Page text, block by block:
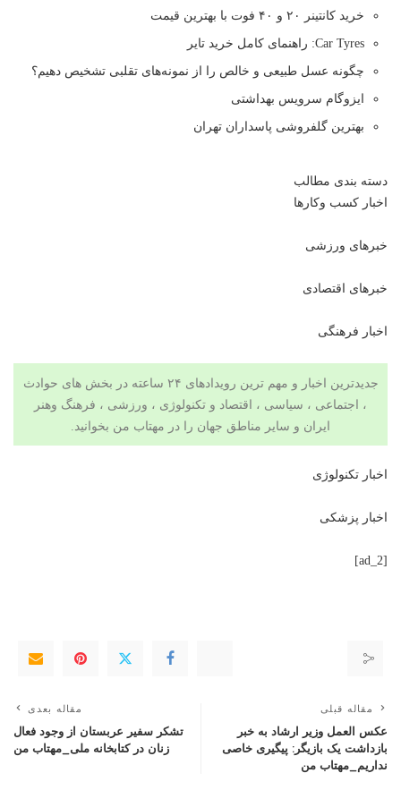
خرید کانتینر ۲۰ و ۴۰ فوت با بهترین قیمت
Car Tyres: راهنمای کامل خرید تایر
چگونه عسل طبیعی و خالص را از نمونه‌های تقلبی تشخیص دهیم؟
ایزوگام سرویس بهداشتی
بهترین گلفروشی پاسداران تهران
دسته بندی مطالب
اخبار کسب وکارها
خبرهای ورزشی
خبرهای اقتصادی
اخبار فرهنگی
جدیدترین اخبار و مهم ترین رویدادهای ۲۴ ساعته در بخش های حوادث
، اجتماعی ، سیاسی ، اقتصاد و تکنولوژی ، ورزشی ، فرهنگ وهنر
ایران و سایر مناطق جهان را در مهتاب من بخوانید.
اخبار تکنولوژی
اخبار پزشکی
[ad_2]
مقاله قبلی
عکس العمل وزیر ارشاد به خبر
بازداشت یک بازیگر: پیگیری خاصی
نداریم_مهتاب من
مقاله بعدی
تشکر سفیر عربستان از وجود فعال
زنان در کتابخانه ملی_مهتاب من